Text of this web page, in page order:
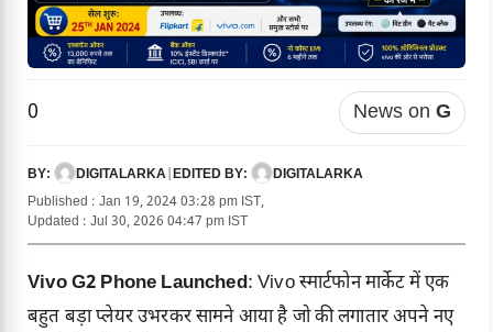
0 News on G
BY: DIGITALARKA EDITED BY:
DIGITALARKA
Published : Jan 19, 2024 03:28 pm IST,
Updated : Jul 30, 2026 04:47 pm IST
Vivo G2 Phone Launched: Vivo स्मार्टफोन मार्केट में एक
बहुत बड़ा प्लेयर उभरकर सामने आया है जो की लगातार अपने नए